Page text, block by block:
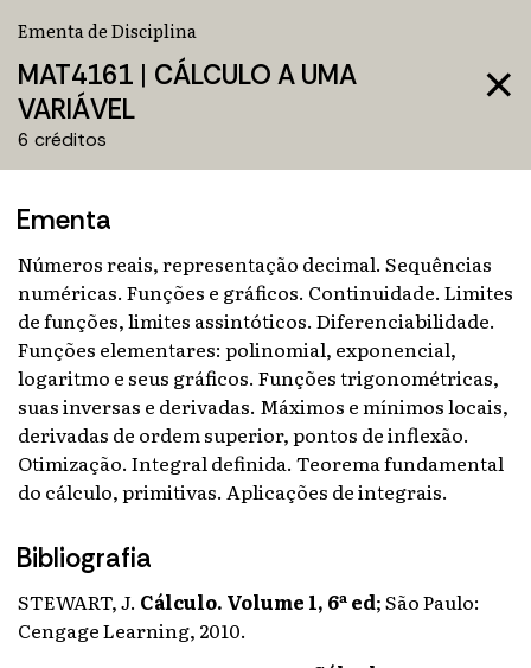
close
Ementa de Disciplina
MAT4161 | CÁLCULO A UMA
VARIÁVEL
6 créditos
Ementa
Números reais, representação decimal. Sequências
numéricas. Funções e gráficos. Continuidade. Limites
de funções, limites assintóticos. Diferenciabilidade.
Funções elementares: polinomial, exponencial,
logaritmo e seus gráficos. Funções trigonométricas,
suas inversas e derivadas. Máximos e mínimos locais,
derivadas de ordem superior, pontos de inflexão.
Otimização. Integral definida. Teorema fundamental
do cálculo, primitivas. Aplicações de integrais.
Bibliografia
STEWART, J. Cálculo. Volume 1, 6ª ed;São Paulo:
Cengage Learning, 2010.